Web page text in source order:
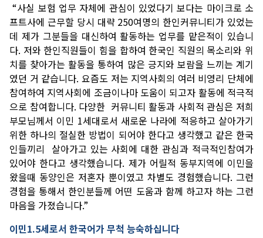
“사실 보험 업무 자체에 관심이 있었다기 보다는 마이크로 소
프트사에 근무할 당시 대략250여명의 한인커뮤니티가 있었는
데 제가 그분들을 대신하여 활동하는 업무를 맡은적이 있습니
다. 저와 한인직원들이 힘을 합하여 한국인 직원의 목소리와 위
치를 찾아가는 활동을 통하여 많은 긍지와 보람을 느끼는 계기
였던 거 같습니다. 요즘도 저는 지역사회의 여러 비영리 단체에
참여하여 지역사회에 조금이나마 도움이 되고자 활동에 적극적
으로 참여합니다. 다양한 커뮤니티 활동과 사회적 관심은 저희
부모님께서 이민 1세대로서 새로운 나라에 적응하고 살아가기
위한 하나의 절실한 방법이 되어야 한다고 생각했고 같은 한국
인들끼리
살아가고 있는 사회에 대한 관심과 적극적인참여가
있어야 한다고 생각했습니다. 제가 어릴적 동부지역에 이민을
왔을때 동양인은 저혼자 뿐이였고 차별도 경험했습니다. 그런
경험을 통해서 한인분들께 어떤 도움과 함께 하고자 하는 그런
마음을 가졌습니다.”
이민1.5세로서 한국어가 무척 능숙하십니다